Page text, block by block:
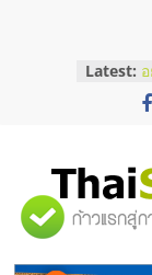
Latest:
"ศูนย์